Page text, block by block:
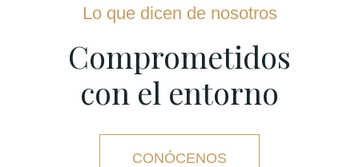
Lo que dicen de nosotros
Comprometidos
con el entorno
CONÓCENOS